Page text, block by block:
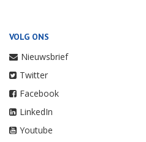
VOLG ONS
Nieuwsbrief
Twitter
Facebook
LinkedIn
Youtube